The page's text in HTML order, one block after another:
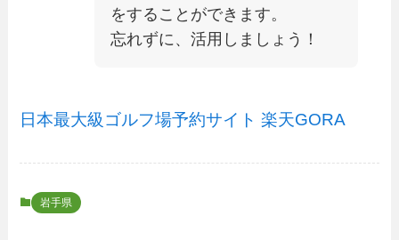
をすることができます。
忘れずに、活用しましょう！
日本最大級ゴルフ場予約サイト 楽天GORA
岩手県